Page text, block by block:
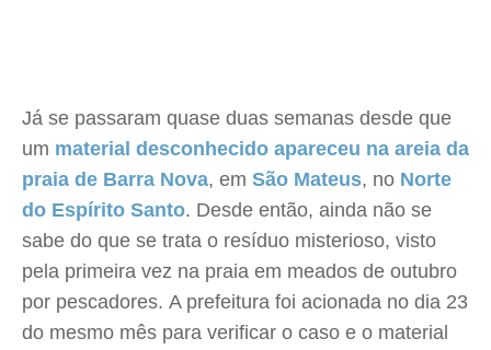
Já se passaram quase duas semanas desde que
um material desconhecido apareceu na areia da
praia de Barra Nova, em São Mateus, no Norte
do Espírito Santo. Desde então, ainda não se
sabe do que se trata o resíduo misterioso, visto
pela primeira vez na praia em meados de outubro
por pescadores. A prefeitura foi acionada no dia 23
do mesmo mês para verificar o caso e o material